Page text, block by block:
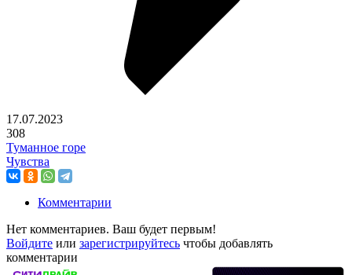
17.07.2023
308
Туманное горе
Чувства
Комментарии
Нет комментариев. Ваш будет первым!
Войдите или зарегистрируйтесь чтобы добавлять
комментарии